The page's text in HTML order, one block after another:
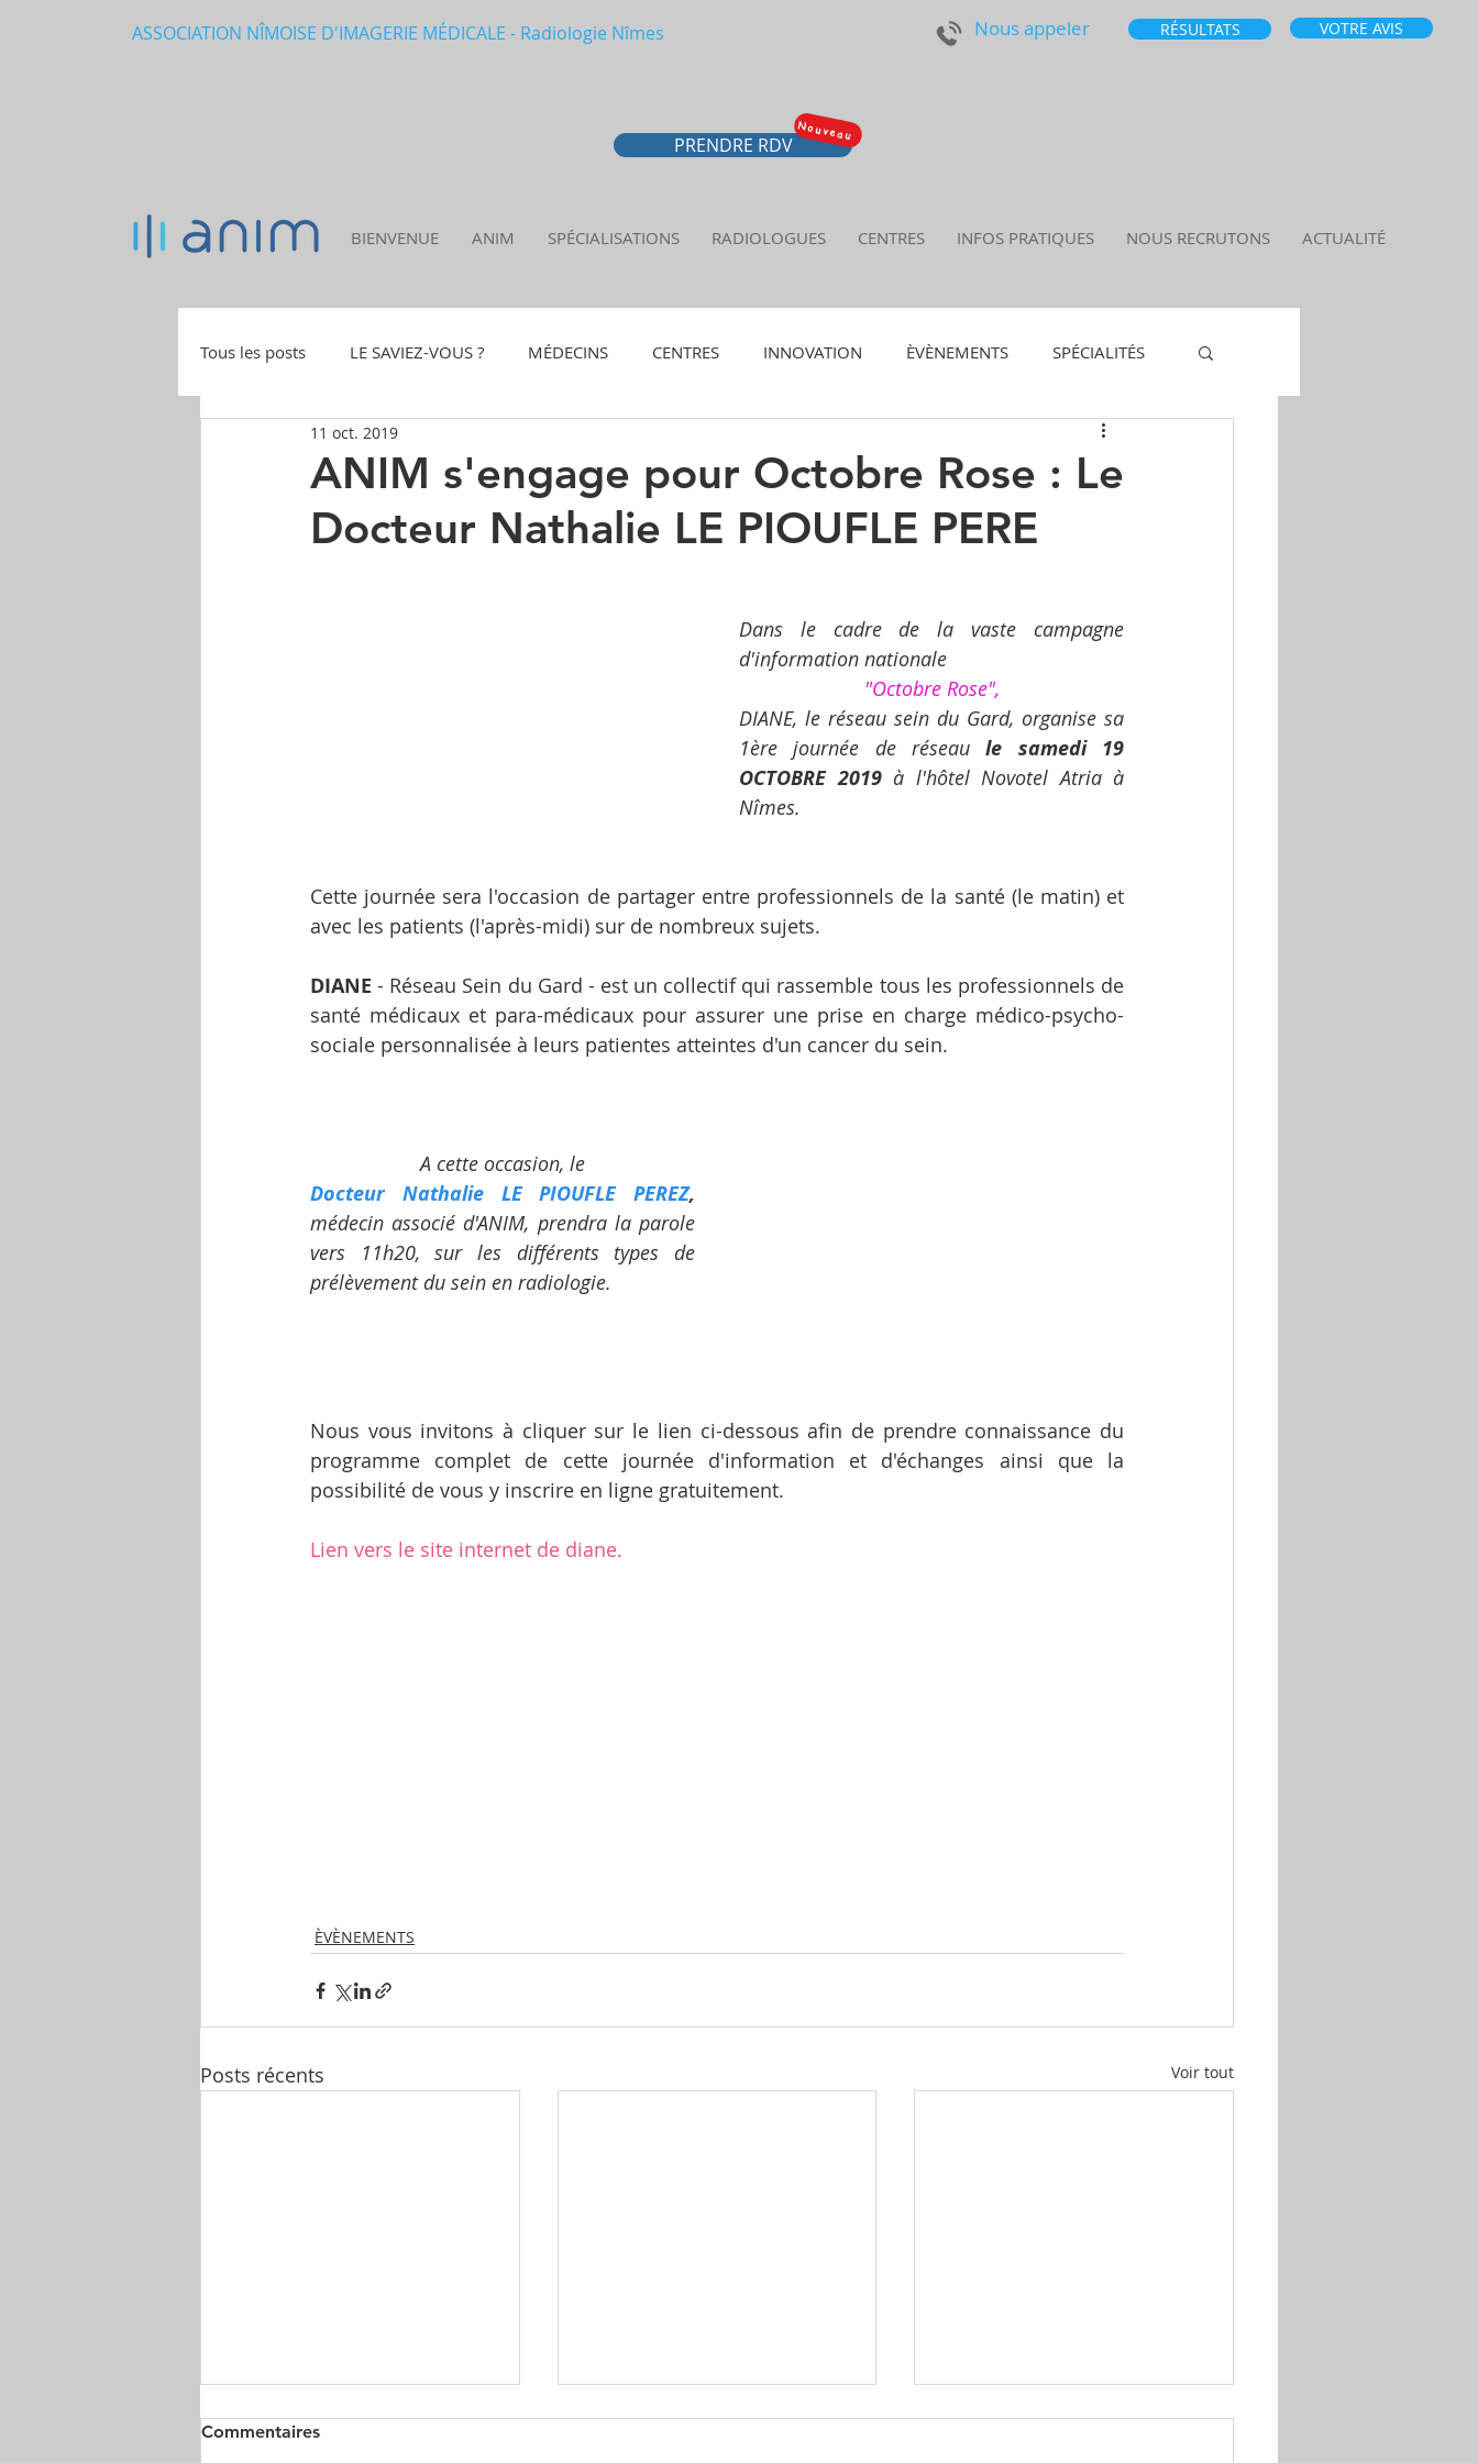
ASSOCIATION NÎMOISE D'IMAGERIE MÉDICALE - Radiologie Nîmes Nous appeler RÉSULTATS VOTRE AVIS
PRENDRE RDV
Nouveau
BIENVENUE ANIM SPÉCIALISATIONS RADIOLOGUES CENTRES INFOS PRATIQUES NOUS RECRUTONS ACTUALITÉ
Tous les posts LE SAVIEZ-VOUS ? MÉDECINS CENTRES INNOVATION ÈVÈNEMENTS SPÉCIALITÉS
OFFRES D'EMPLOI
ANIM s'engage pour Octobre Rose : Le
Docteur Nathalie LE PIOUFLE PERE
11 oct. 2019
Dans le cadre de la vaste campagne
d'information nationale
"Octobre Rose",
DIANE, le réseau sein du Gard, organise sa
1ère journée de réseau le samedi 19
OCTOBRE 2019 à l'hôtel Novotel Atria à
Nîmes.
Cette journée sera l'occasion de partager entre professionnels de la santé (le matin) et
avec les patients (l'après-midi) sur de nombreux sujets.
DIANE - Réseau Sein du Gard - est un collectif qui rassemble tous les professionnels de
santé médicaux et para-médicaux pour assurer une prise en charge médico-psycho-
sociale personnalisée à leurs patientes atteintes d'un cancer du sein.
A cette occasion, le
Docteur Nathalie LE PIOUFLE PEREZ,
médecin associé d'ANIM, prendra la parole
vers 11h20, sur les différents types de
prélèvement du sein en radiologie.
Nous vous invitons à cliquer sur le lien ci-dessous afin de prendre connaissance du
programme complet de cette journée d'information et d'échanges ainsi que la
possibilité de vous y inscrire en ligne gratuitement.
Lien vers le site internet de diane.
ÈVÈNEMENTS
Posts récents Voir tout
Commentaires